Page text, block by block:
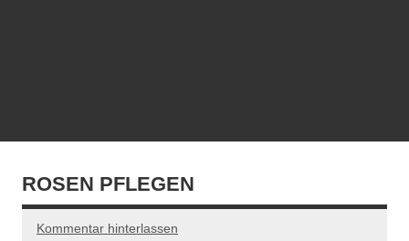
ROSEN PFLEGEN
Kommentar hinterlassen